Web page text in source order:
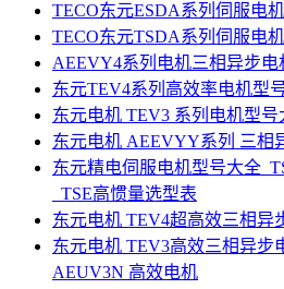
TECO东元ESDA系列伺服电
TECO东元TSDA系列伺服电
AEEVY4系列电机三相异步电
东元TEV4系列高效率电机型
东元电机 TEV3 系列电机型号
东元电机 AEEVYY系列 三相
东元精电伺服电机型号大全
_TSE高惯量选型表
东元电机 TEV4超高效三相异
东元电机 TEV3高效三相异步
AEUV3N 高效电机